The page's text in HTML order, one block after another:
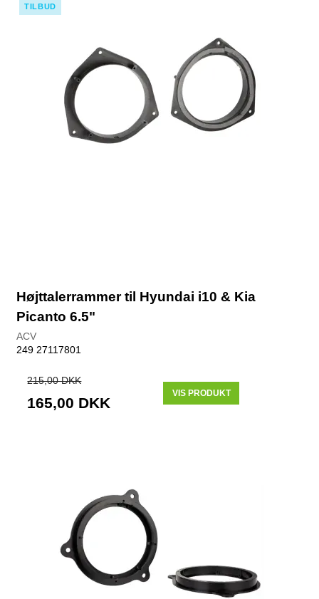
TILBUD
Højttalerrammer til Hyundai i10 & Kia
Picanto 6.5"
ACV
249 27117801
215,00 DKK
165,00 DKK
VIS PRODUKT